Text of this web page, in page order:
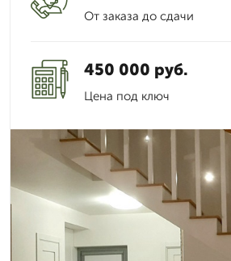
От заказа до сдачи
450 000 руб.
Цена под ключ